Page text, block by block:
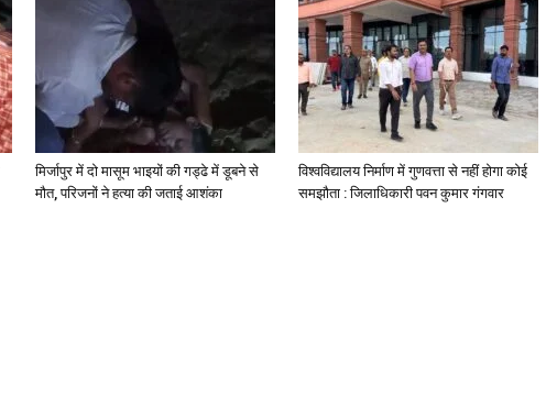
मिर्जापुर में दो मासूम भाइयों की गड्ढे में डूबने से
मौत, परिजनों ने हत्या की जताई आशंका
विश्वविद्यालय निर्माण में गुणवत्ता से नहीं होगा कोई
समझौता : जिलाधिकारी पवन कुमार गंगवार